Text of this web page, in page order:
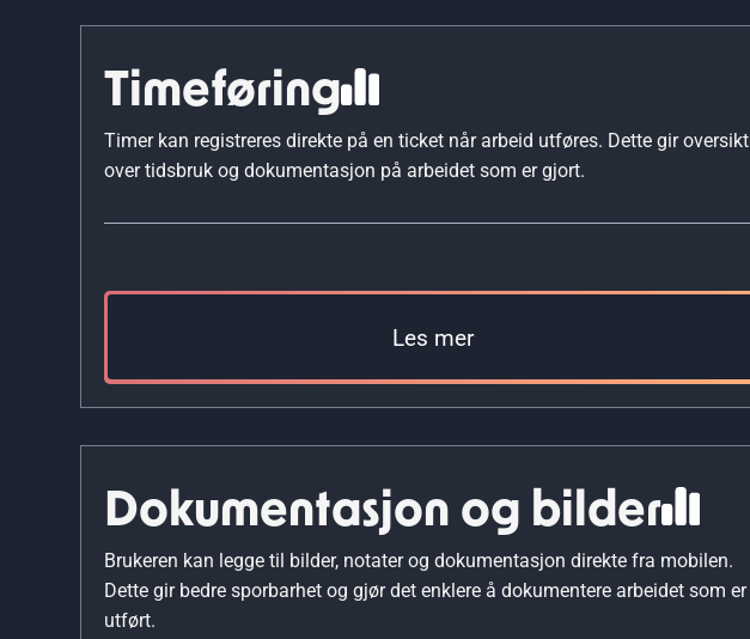
Timeføring
Timer kan registreres direkte på en ticket når arbeid utføres. Dette gir oversikt
over tidsbruk og dokumentasjon på arbeidet som er gjort.
Les mer
Dokumentasjon og bilder
Brukeren kan legge til bilder, notater og dokumentasjon direkte fra mobilen.
Dette gir bedre sporbarhet og gjør det enklere å dokumentere arbeidet som er
utført.